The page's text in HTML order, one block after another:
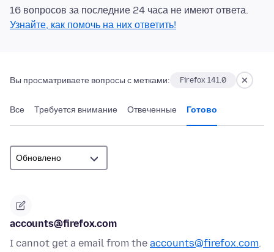
16 вопросов за последние 24 часа не имеют ответа.
Узнайте, как помочь на них ответить!
Вы просматриваете вопросы с метками: Firefox 141.0
Все Требуется внимание Отвеченные Готово
accounts@firefox.com
I cannot get a email from the accounts@firefox.com.